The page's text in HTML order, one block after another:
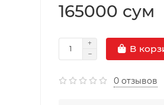
165000 сум
В
0 отзывов